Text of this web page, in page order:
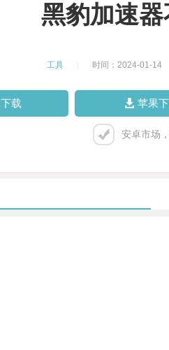
黑豹加速器
工具 时间：2024-01-14
载 苹果
安卓市场